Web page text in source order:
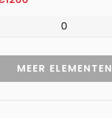
0
MEER ELEMENTEN